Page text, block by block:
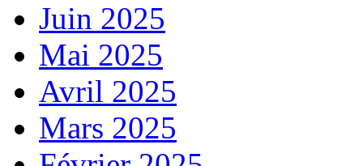
Juin 2025
Mai 2025
Avril 2025
Mars 2025